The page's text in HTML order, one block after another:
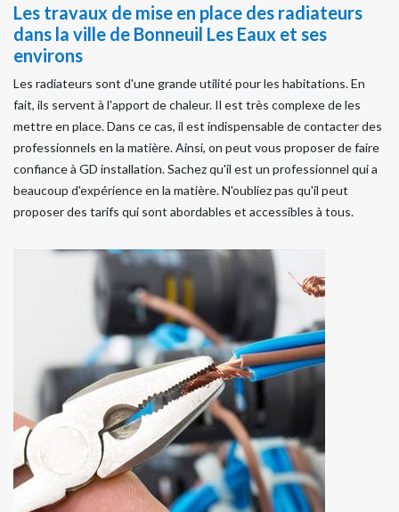
Les travaux de mise en place des radiateurs
dans la ville de Bonneuil Les Eaux et ses
environs
Les radiateurs sont d'une grande utilité pour les habitations. En
fait, ils servent à l'apport de chaleur. Il est très complexe de les
mettre en place. Dans ce cas, il est indispensable de contacter des
professionnels en la matière. Ainsi, on peut vous proposer de faire
confiance à GD installation. Sachez qu'il est un professionnel qui a
beaucoup d'expérience en la matière. N'oubliez pas qu'il peut
proposer des tarifs qui sont abordables et accessibles à tous.